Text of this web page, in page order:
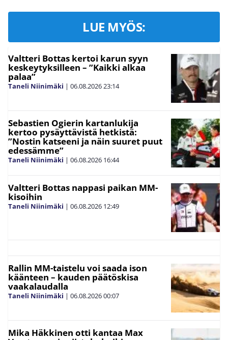
LUE MYÖS:
Valtteri Bottas kertoi karun syyn
keskeytyksilleen – ”Kaikki alkaa
palaa”
Taneli Niinimäki | 06.08.202623:14
Sebastien Ogierin kartanlukija
kertoo pysäyttävistä hetkistä:
”Nostin katseeni ja näin suuret puut
edessämme”
Taneli Niinimäki | 06.08.2026 16:44
Valtteri Bottas nappasi paikan MM-
kisoihin
Taneli Niinimäki | 06.08.2026 12:49
Rallin MM-taistelu voi saada ison
käänteen – kauden päätöskisa
vaakalaudalla
Taneli Niinimäki | 06.08.202600:07
Mika Häkkinen otti kantaa Max